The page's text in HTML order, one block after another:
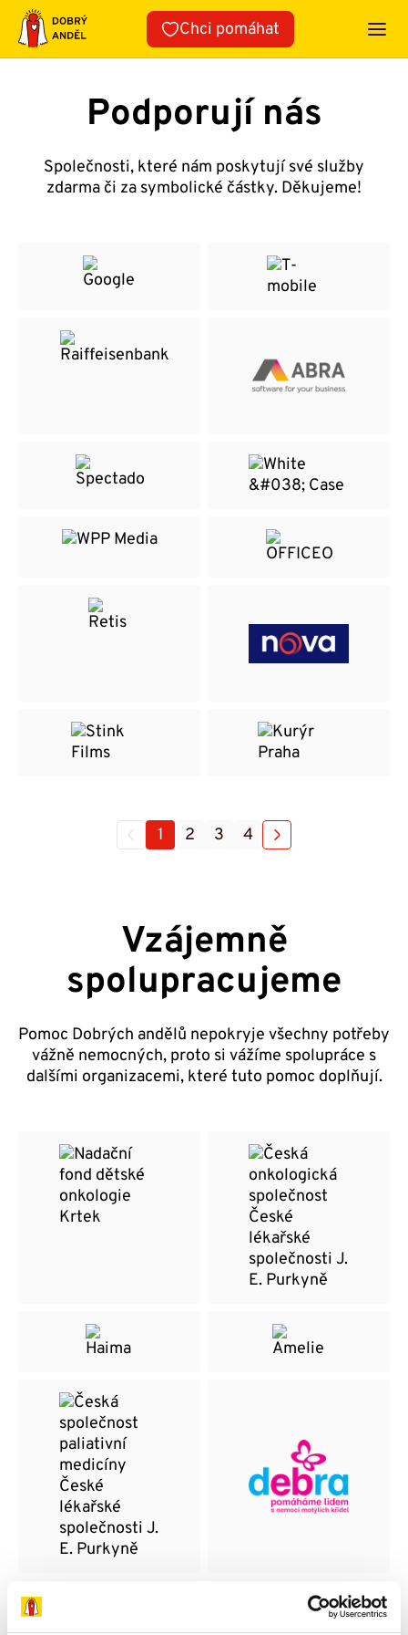
Přeskočit
obsah
Chci pomáhat
Podporují nás
Společnosti, které nám poskytují své služby
zdarma či za symbolické částky. Děkujeme!
1 2 3 4
Vzájemně
spolupracujeme
Pomoc Dobrých andělů nepokryje všechny potřeby
vážně nemocných, proto si vážíme spolupráce s
dalšími organizacemi, které tuto pomoc doplňují.